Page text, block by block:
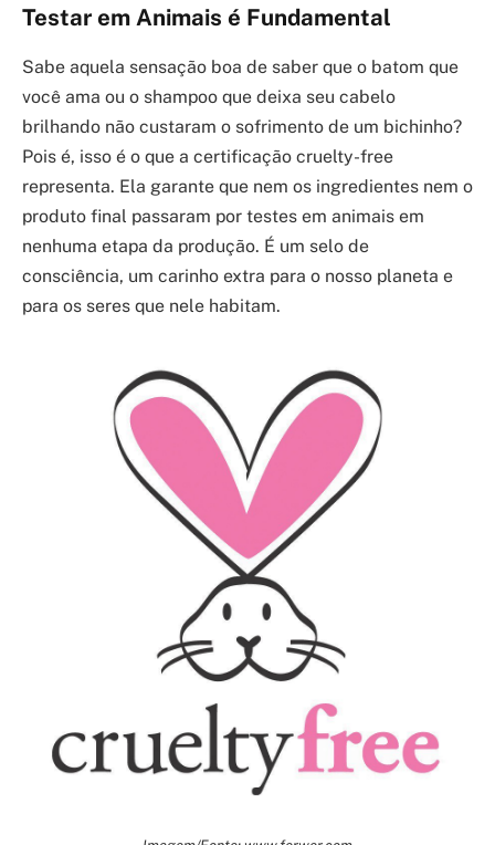
Testar em Animais é Fundamental
Sabe aquela sensação boa de saber que o batom que
você ama ou o shampoo que deixa seu cabelo
brilhando não custaram o sofrimento de um bichinho?
Pois é, isso é o que a certificação cruelty-free
representa. Ela garante que nem os ingredientes nem o
produto final passaram por testes em animais em
nenhuma etapa da produção. É um selo de
consciência, um carinho extra para o nosso planeta e
para os seres que nele habitam.